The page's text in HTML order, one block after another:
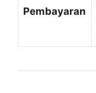
Pembayaran